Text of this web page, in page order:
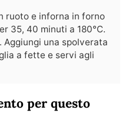
ruoto e inforna in forno
35, 40 minuti a 180°C.
una spolverata
a fette e servi agli
per questo